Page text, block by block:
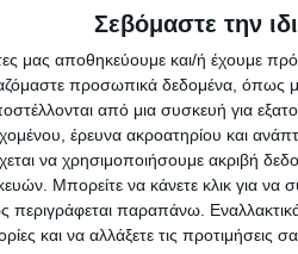
Σεβόμαστε την
μας αποθηκεύουμε και/ή έχουμε
προσωπικά δεδομένα, όπως
από μια συσκευή για
έρευνα ακροατηρίου και
να χρησιμοποιήσουμε ακριβή
Μπορείτε να κάνετε κλικ για να
περιγράφεται παραπάνω.
και να αλλάξετε τις προτιμήσεις
περιορισμούς,
πιστοποιητικών, θα αρθεί
το φθινόπωρο.
την προϋπόθεση
διαφορετικές. Το
στην
να μπουν- θα